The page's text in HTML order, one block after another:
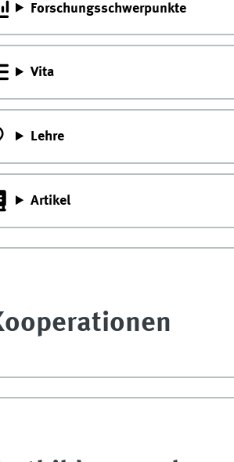
Forschungsschwerpunkte
Vita
Lehre
Artikel